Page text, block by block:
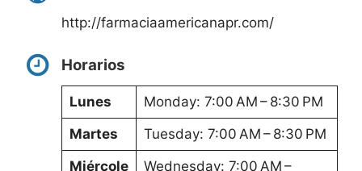
http://farmaciaamericanapr.com/
Horarios
Lunes
Monday: 7:00 AM – 8:30 PM
Martes
Tuesday: 7:00 AM – 8:30 PM
Miércole
Wednesday: 7:00 AM –